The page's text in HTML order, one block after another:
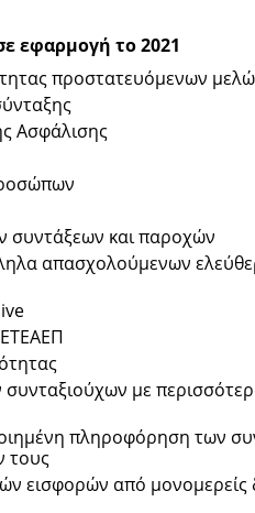
εφαρμογή το 2021
προστατευόμενων
Ασφάλισης
συντάξεων και παροχών
απασχολούμενων
με
πληροφόρηση των
τους
εισφορών από μονομερείς